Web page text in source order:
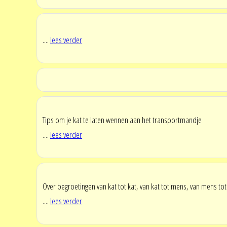
.... lees verder
Tips om je kat te laten wennen aan het transportmandje
.... lees verder
Over begroetingen van kat tot kat, van kat tot mens, van mens
.... lees verder